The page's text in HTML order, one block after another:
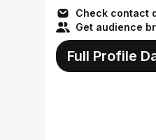
Check contact
Get audience
Full Profile